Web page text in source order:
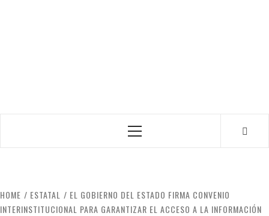
Primary
HOME ESTATAL
EL GOBIERNO DEL ESTADO FIRMA CONVENIO
INTERINSTITUCIONAL PARA GARANTIZAR EL ACCESO A LA INFORMACIÓN